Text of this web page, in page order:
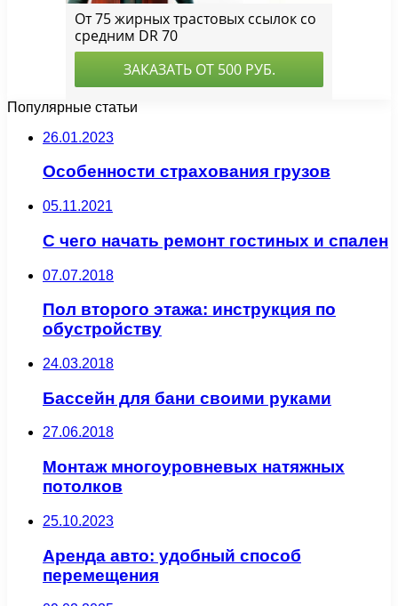
Популярные статьи
26.01.2023
Особенности страхования грузов
05.11.2021
С чего начать ремонт гостиных и спален
07.07.2018
Пол второго этажа: инструкция по
обустройству
24.03.2018
Бассейн для бани своими руками
27.06.2018
Монтаж многоуровневых натяжных
потолков
25.10.2023
Аренда авто: удобный способ
перемещения